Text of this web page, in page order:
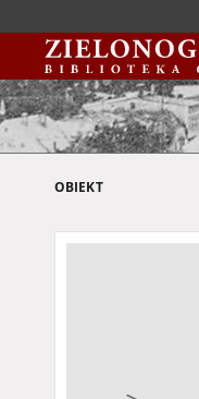
OBIEKT